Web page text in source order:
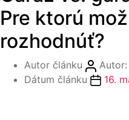
Pre ktorú
rozhodnúť?
Autor článku Autor:
Dátum článku
16.